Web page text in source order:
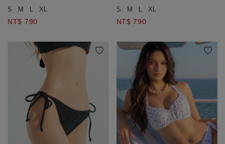
S M L XL
NT$ 790
S M L XL
NT$ 790